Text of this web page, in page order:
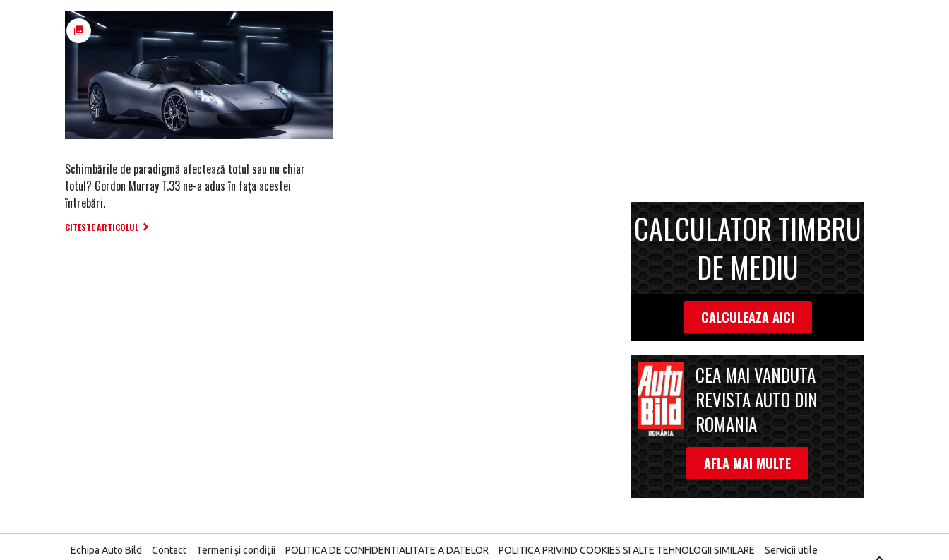
Schimbările de paradigmă afectează totul sau nu chiar
totul? Gordon Murray T.33 ne-a adus în fața acestei
întrebări.
CITESTE ARTICOLUL
CALCULATOR TIMBRU
DE MEDIU
CALCULEAZA AICI
CEA MAI VANDUTA
REVISTA AUTO DIN
ROMANIA
AFLA MAI MULTE
Echipa Auto Bild Contact Termeni și condiții POLITICA DE CONFIDENTIALITATE A DATELOR POLITICA PRIVIND COOKIES SI ALTE TEHNOLOGII SIMILARE Servicii utile